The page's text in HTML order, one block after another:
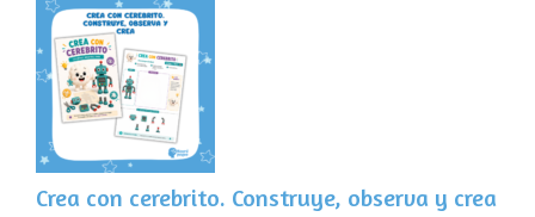
Crea con cerebrito. Construye, observa y crea